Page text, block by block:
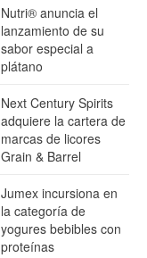
Nutri® anuncia el
lanzamiento de su
sabor especial a
plátano
Next Century Spirits
adquiere la cartera de
marcas de licores
Grain & Barrel
Jumex incursiona en
la categoría de
yogures bebibles con
proteínas